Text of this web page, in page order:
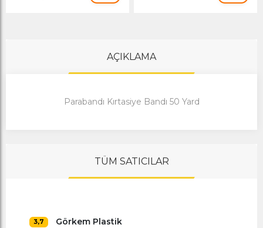
AÇIKLAMA
Parabandı Kırtasiye Bandı 50 Yard
TÜM SATICILAR
3,7 Görkem Plastik